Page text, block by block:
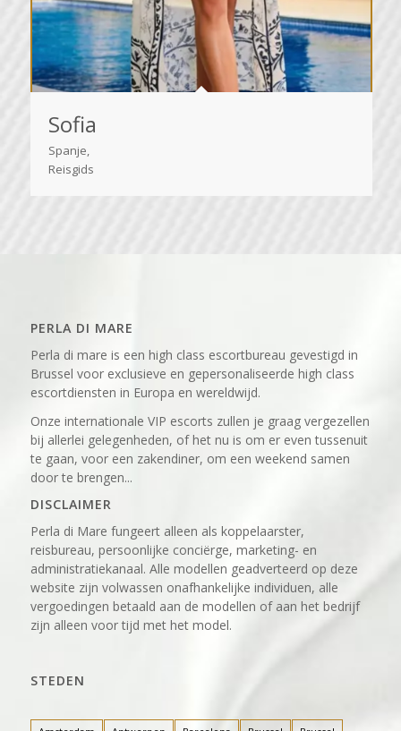
Sofia
Spanje,
Reisgids
PERLA DI MARE
Perla di mare is een high class escortbureau gevestigd in
Brussel voor exclusieve en gepersonaliseerde high class
escortdiensten in Europa en wereldwijd.
Onze internationale VIP escorts zullen je graag vergezellen
bij allerlei gelegenheden, of het nu is om er even tussenuit
te gaan, voor een zakendiner, om een weekend samen
door te brengen...
DISCLAIMER
Perla di Mare fungeert alleen als koppelaarster,
reisbureau, persoonlijke conciërge, marketing- en
administratiekanaal. Alle modellen geadverteerd op deze
website zijn volwassen onafhankelijke individuen, alle
vergoedingen betaald aan de modellen of aan het bedrijf
zijn alleen voor tijd met het model.
STEDEN